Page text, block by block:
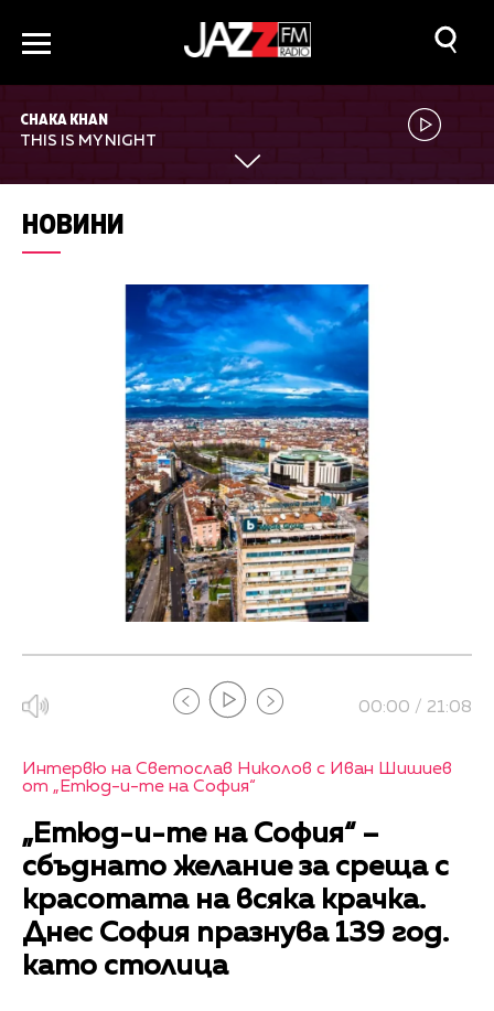
CHAKA KHAN
THIS IS MY NIGHT
НОВИНИ
00:00 / 21:08
Интервю на Светослав Николов с Иван Шишиев
от „Етюд-и-те на София“
„Етюд-и-те на София“ –
сбъднато желание за среща с
красотата на всяка крачка.
Днес София празнува 139 год.
като столица